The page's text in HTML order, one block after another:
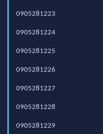
0905281223
0905281224
0905281225
0905281226
0905281227
0905281228
0905281229